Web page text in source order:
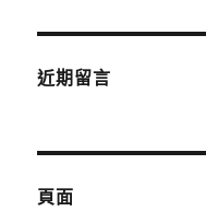
鍵
近期留言
頁面